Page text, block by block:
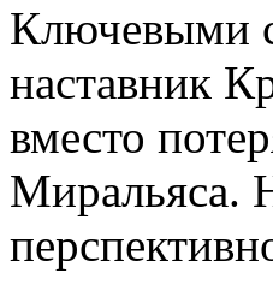
Ключевыми
наставник
вместо
Миральяса.